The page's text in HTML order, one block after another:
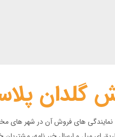
گلدان
نمایندگی های فروش آن در شهر